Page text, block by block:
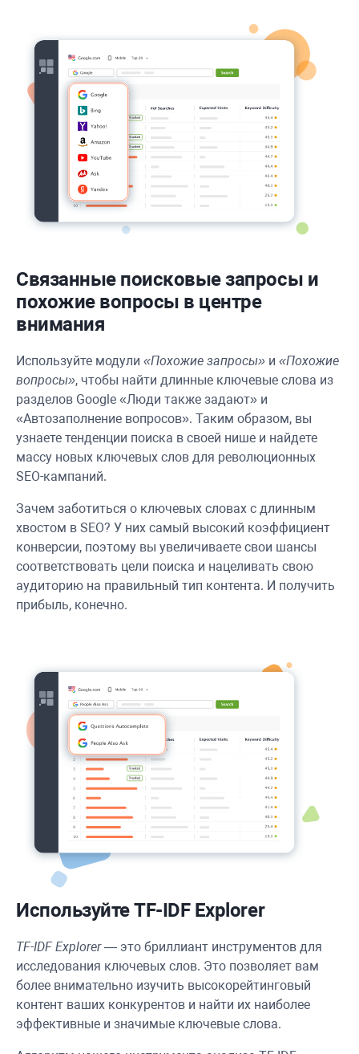
Связанные поисковые запросы и
похожие вопросы в центре
внимания
Используйте модули «Похожие запросы» и «Похожие
вопросы», чтобы найти длинные ключевые слова из
разделов Google «Люди также задают» и
«Автозаполнение вопросов». Таким образом, вы
узнаете тенденции поиска в своей нише и найдете
массу новых ключевых слов для революционных
SEO-кампаний.
Зачем заботиться о ключевых словах с длинным
хвостом в SEO? У них самый высокий коэффициент
конверсии, поэтому вы увеличиваете свои шансы
соответствовать цели поиска и нацеливать свою
аудиторию на правильный тип контента. И получить
прибыль, конечно.
Используйте TF-IDF Explorer
TF-IDF Explorer— это бриллиант инструментов для
исследования ключевых слов. Это позволяет вам
более внимательно изучить высокорейтинговый
контент ваших конкурентов и найти их наиболее
эффективные и значимые ключевые слова.